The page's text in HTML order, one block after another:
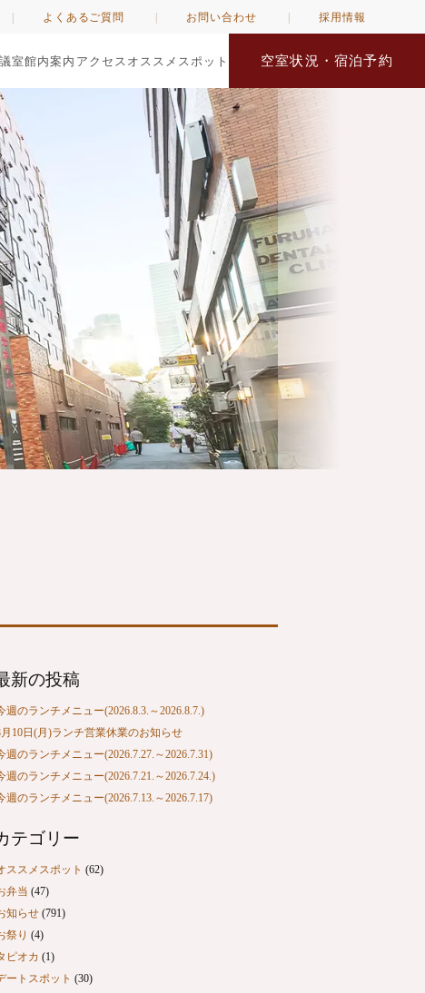
よくあるご質問 お問い合わせ 採用情報
室館内案内 アクセス オススメスポット 空室状況・宿泊予約
新の投稿
週のランチメニュー(2026.8.3.～2026.8.7.)
月10日(月)ランチ営業休業のお知らせ
週のランチメニュー(2026.7.27.～2026.7.31)
週のランチメニュー(2026.7.21.～2026.7.24.)
週のランチメニュー(2026.7.13.～2026.7.17)
テゴリー
ススメスポット (62)
弁当 (47)
知らせ (791)
祭り (4)
ピオカ (1)
ートスポット (30)